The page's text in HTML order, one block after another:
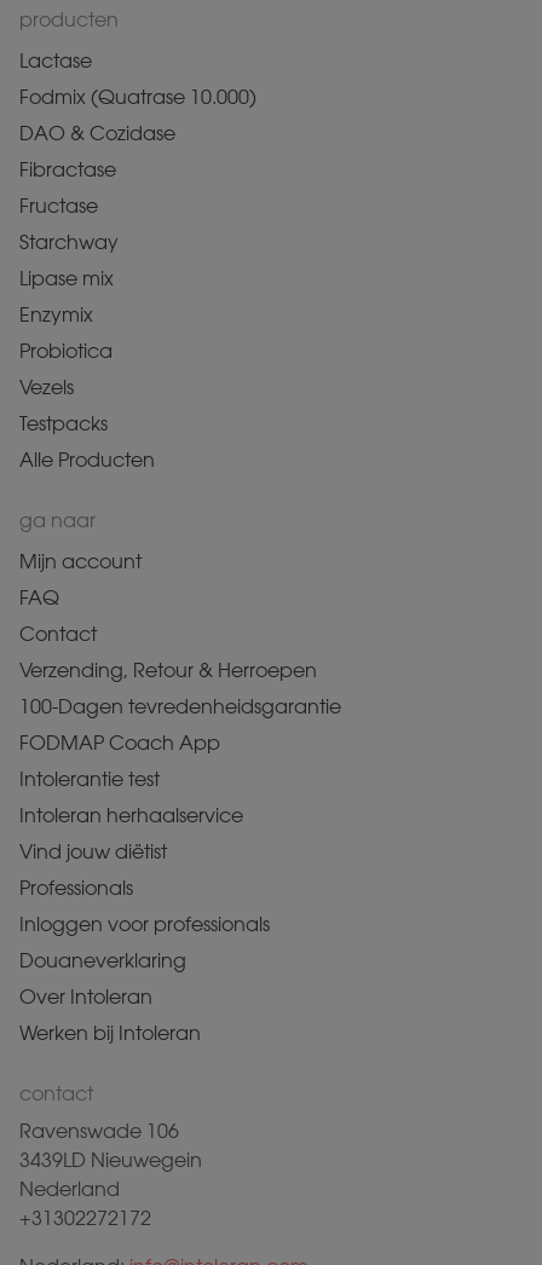
producten
Lactase
Fodmix (Quatrase 10.000)
DAO & Cozidase
Fibractase
Fructase
Starchway
Lipase mix
Enzymix
Probiotica
Vezels
Testpacks
Alle Producten
ga naar
Mijn account
FAQ
Contact
Verzending, Retour & Herroepen
100-Dagen tevredenheidsgarantie
FODMAP Coach App
Intolerantie test
Intoleran herhaalservice
Vind jouw diëtist
Professionals
Inloggen voor professionals
Douaneverklaring
Over Intoleran
Werken bij Intoleran
contact
Ravenswade 106
3439LD Nieuwegein
Nederland
+31302272172